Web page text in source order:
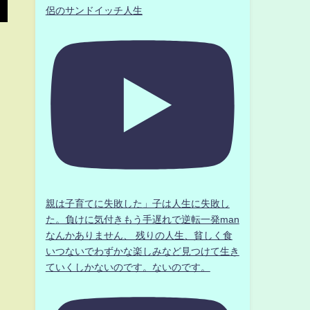
侶のサンドイッチ人生
親は子育てに失敗した」子は人生に失敗し
た。負けに気付きもう手遅れで逆転一発man
なんかありません、 残りの人生、貧しく食
いつないでわずかな楽しみなど見つけて生き
ていくしかないのです。ないのです。